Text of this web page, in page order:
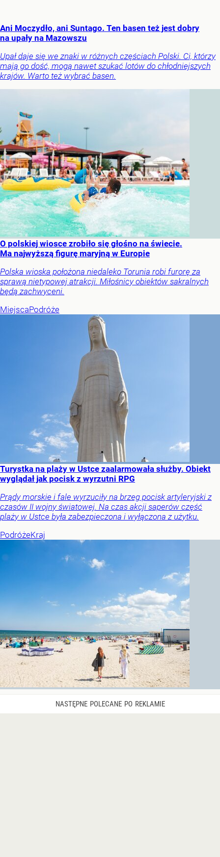
Ani Moczydło, ani Suntago. Ten basen też jest dobry
na upały na Mazowszu
Upał daje się we znaki w różnych częściach Polski. Ci, którzy
mają go dość, mogą nawet szukać lotów do chłodniejszych
krajów. Warto też wybrać basen.
O polskiej wiosce zrobiło się głośno na świecie.
Ma najwyższą figurę maryjną w Europie
Polska wioska położona niedaleko Torunia robi furorę za
sprawą nietypowej atrakcji. Miłośnicy obiektów sakralnych
będą zachwyceni.
MiejscaPodróże
Turystka na plaży w Ustce zaalarmowała służby. Obiekt
wyglądał jak pocisk z wyrzutni RPG
Prądy morskie i fale wyrzuciły na brzeg pocisk artyleryjski z
czasów II wojny światowej. Na czas akcji saperów część
plaży w Ustce była zabezpieczona i wyłączona z użytku.
PodróżeKraj